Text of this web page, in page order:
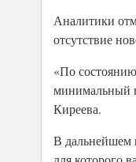
Аналитики
отсутствие
«По
минимальный
Киреева.
В дальнейшем